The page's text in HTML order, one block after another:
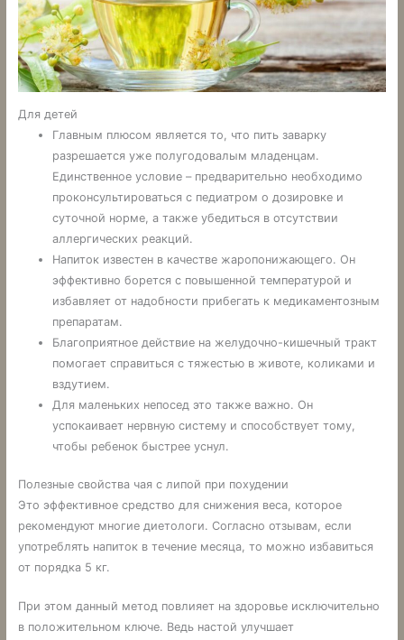
Для детей
Главным плюсом является то, что пить заварку
разрешается уже полугодовалым младенцам.
Единственное условие – предварительно необходимо
проконсультироваться с педиатром о дозировке и
суточной норме, а также убедиться в отсутствии
аллергических реакций.
Напиток известен в качестве жаропонижающего. Он
эффективно борется с повышенной температурой и
избавляет от надобности прибегать к медикаментозным
препаратам.
Благоприятное действие на желудочно-кишечный тракт
помогает справиться с тяжестью в животе, коликами и
вздутием.
Для маленьких непосед это также важно. Он
успокаивает нервную систему и способствует тому,
чтобы ребенок быстрее уснул.
Полезные свойства чая с липой при похудении
Это эффективное средство для снижения веса, которое
рекомендуют многие диетологи. Согласно отзывам, если
употреблять напиток в течение месяца, то можно избавиться
от порядка 5 кг.
При этом данный метод повлияет на здоровье исключительно
в положительном ключе. Ведь настой улучшает